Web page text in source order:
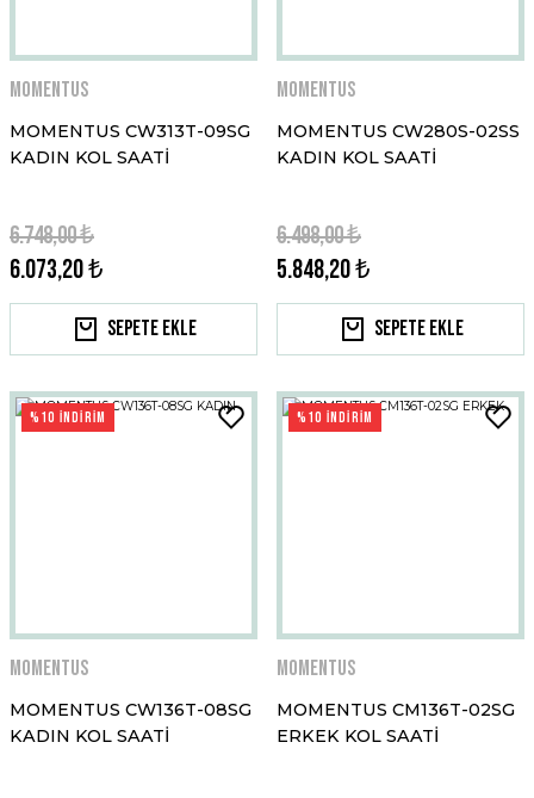
Momentus
MOMENTUS CW313T-09SG
KADIN KOL SAATİ
6.073,20 ₺
6.748,00 ₺
Sepete Ekle
Momentus
MOMENTUS CW280S-02SS
KADIN KOL SAATİ
5.848,20 ₺
6.498,00 ₺
Sepete Ekle
%10 İNDİRİM
Momentus
MOMENTUS CW136T-08SG
KADIN KOL SAATİ
%10 İNDİRİM
Momentus
MOMENTUS CM136T-02SG
ERKEK KOL SAATİ